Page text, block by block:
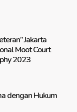
Jakarta
Moot Court
2023
dengan Hukum